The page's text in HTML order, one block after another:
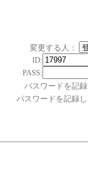
変更する人：
ID:
PASS:
パスワードを記
パスワードを記録